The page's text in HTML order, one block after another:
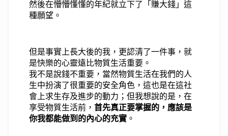
然後在懵懵懂懂的年紀就立下了「賺大錢」這
種願望。
但是事實上長大後的我，更認清了一件事，就
是快樂的心靈遠比物質生活重要。
我不是說錢不重要，當然物質生活在我們的人
生中扮演了很重要的安全角色，這也是在這社
會上求生存及進步的動力；但我想說的是，在
享受物質生活前， 首先真正要掌握的，應該是
你我都能做到的內心的充實 。